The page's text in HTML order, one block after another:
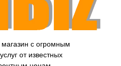
с огромным
от известных